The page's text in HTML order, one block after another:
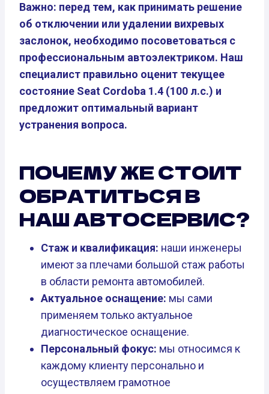
Важно: перед тем, как принимать решение
об отключении или удалении вихревых
заслонок, необходимо посоветоваться с
профессиональным автоэлектриком. Наш
специалист правильно оценит текущее
состояние Seat Cordoba 1.4 (100 л.с.) и
предложит оптимальный вариант
устранения вопроса.
ПОЧЕМУ ЖЕ СТОИТ
ОБРАТИТЬСЯ В
НАШ АВТОСЕРВИС?
Стаж и квалификация: наши инженеры
имеют за плечами большой стаж работы
в области ремонта автомобилей.
Актуальное оснащение: мы сами
применяем только актуальное
диагностическое оснащение.
Персональный фокус: мы относимся к
каждому клиенту персонально и
осуществляем грамотное